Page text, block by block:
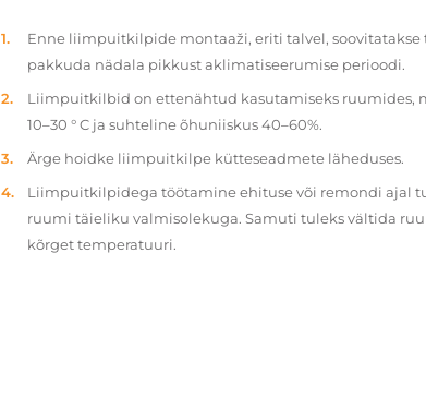
Enne liimpuitkilpide montaaži, eriti talvel,
pakkuda nädala pikkust aklimatiseerumise perioodi.
Liimpuitkilbid on ettenähtud kasutamiseks ruumides,
10–30 ° C ja suhteline õhuniiskus 40–60%.
Ärge hoidke liimpuitkilpe kütteseadmete läheduses.
Liimpuitkilpidega töötamine ehituse või remondi ajal
ruumi täieliku valmisolekuga. Samuti tuleks vältida
kõrget temperatuuri.